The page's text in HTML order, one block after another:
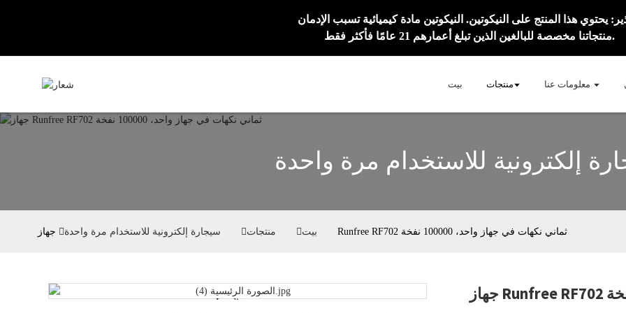
منتجاتنا مخصصة للبالغين الذين تبلغ أعمارهم 21 عامًا فأكثر فقط.
بيت منتجات معلومات عنا
إلكترونية للاستخدام مرة واحدة
بيت منتجات سيجارة إلكترونية للاستخدام مرة واحدة جهاز Runfree RF702 ثماني نكهات في جهاز واحد، 100000 نفخة
Loading...
Loading...